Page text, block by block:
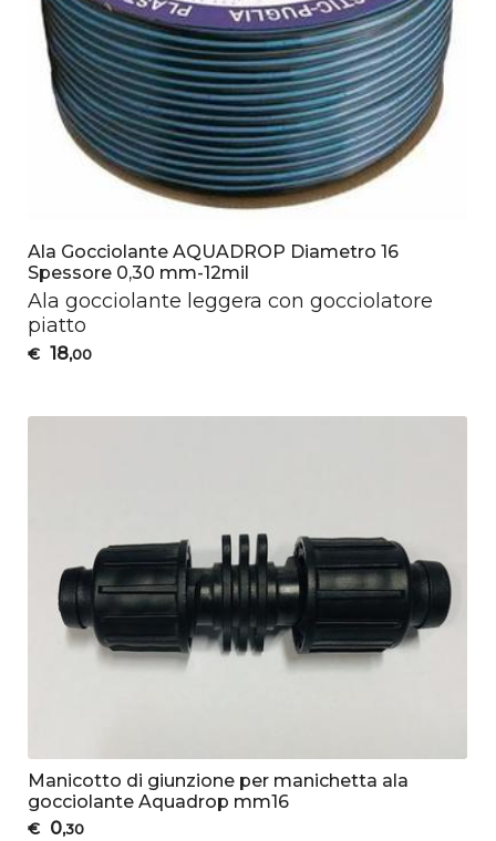
Ala Gocciolante AQUADROP Diametro 16
Spessore 0,30 mm-12mil
Ala gocciolante leggera con gocciolatore
piatto
€ 18,00
Manicotto di giunzione per manichetta ala
gocciolante Aquadrop mm16
€ 0,30